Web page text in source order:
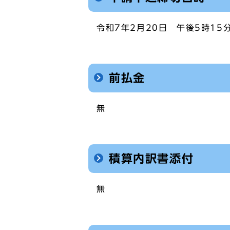
令和7年2月20日 午後5時15
前払金
無
積算内訳書添付
無